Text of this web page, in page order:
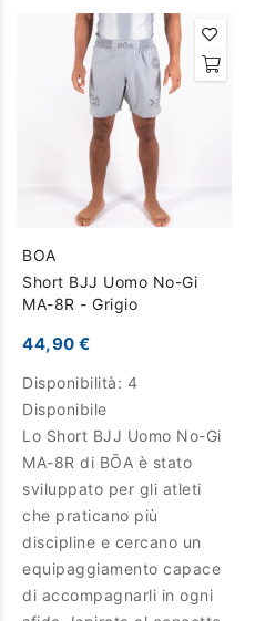
BOA
Short BJJ Uomo No-Gi
MA-8R - Grigio
44,90 €
Disponibilità: 4
Disponibile
Lo Short BJJ Uomo No-Gi
MA-8R di BŌA è stato
sviluppato per gli atleti
che praticano più
discipline e cercano un
equipaggiamento capace
di accompagnarli in ogni